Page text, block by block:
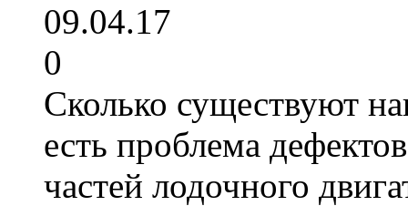
09.04.17
0
Сколько существуют
есть проблема
частей лодочного